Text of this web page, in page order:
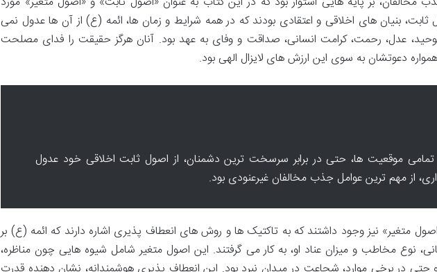
ثابت، بنیان های اخلاقی و اعتقادی بودند که در همه شرایط و زمان ها، ائمه (ع) از آن ها عدول نمی
عدل، رحمت، کرامت انسانی، صداقت و وفای به عهد بود. آنان هرگز حقیقت را فدای مصلحت
دعوتشان به سوی این ارزش های لایزال الهی بود.
موقعیت ها، حتی در برابر سرسخت ترین دشمنان، از اصول ثابت اخلاقی خود عدول
از مهم ترین عوامل جذب مخالفان غیرعنودی بود.
متغیر» نیز وجود داشتند که به تاکتیک ها و روش های انعطاف پذیری اشاره دارند که ائمه (ع) بر
نوع مخاطب و میزان عناد او، به کار می گرفتند. این اصول متغیر شامل شیوه هایی چون مناظره،